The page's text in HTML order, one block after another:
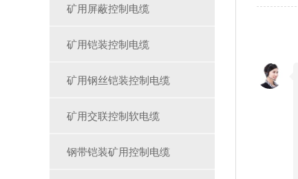
矿用屏蔽控制电缆
矿用铠装控制电缆
矿用钢丝铠装控制电缆
矿用交联控制软电缆
钢带铠装矿用控制电缆